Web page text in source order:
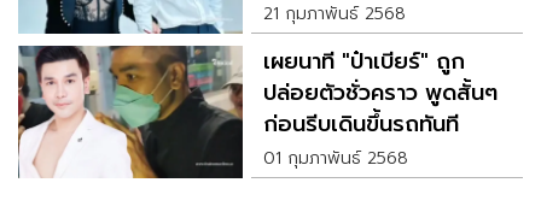
21 กุมภาพันธ์ 2568
เผยนาที "ป๋าเบียร์" ถูก
ปล่อยตัวชั่วคราว พูดสั้นๆ
ก่อนรีบเดินขึ้นรถทันที
01 กุมภาพันธ์ 2568